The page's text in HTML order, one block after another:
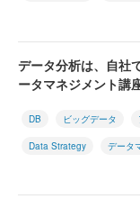
データ分析は、自社
ータマネジメント講
DB ビッグデータ
Data Strategy データ